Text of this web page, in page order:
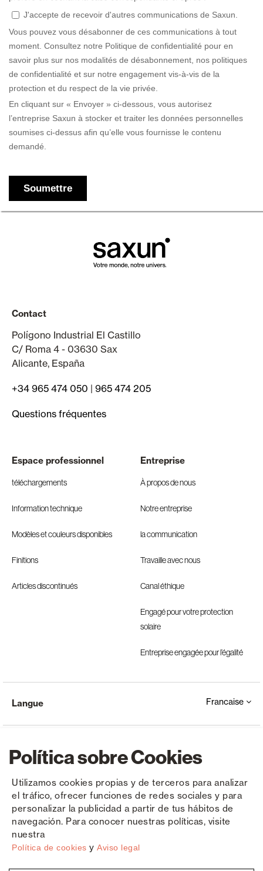
Política sobre Cookies
Utilizamos cookies propias y de terceros para analizar
el tráfico, ofrecer funciones de redes sociales y para
personalizar la publicidad a partir de tus hábitos de
navegación. Para conocer nuestras políticas, visite
nuestra
Política de cookies y Aviso legal
Contact
Polígono Industrial El Castillo
C/ Roma 4 - 03630 Sax
Alicante, España
+34 965 474 050 | 965 474 205
Questions fréquentes
Espace professionnel
téléchargements
Information technique
Modèles et couleurs disponibles
Finitions
Articles discontinués
Entreprise
À propos de nous
Notre entreprise
la communication
Travaille avec nous
Canal éthique
Engagé pour votre protection
solaire
Entreprise engagée pour l’égalité
Copyright © Saxun 2023 - 2026 Politique de confidentialité Avis juridique Cookies
Langue Francaise